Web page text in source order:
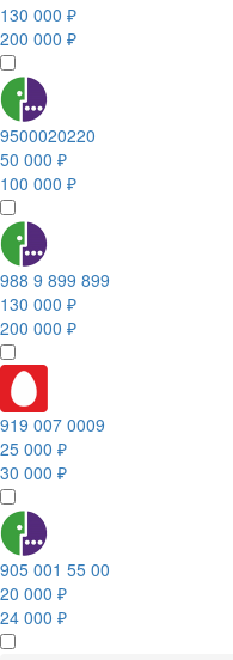
130 000 ₽
200 000 ₽
9500020220
50 000 ₽
100 000 ₽
988 9 899 899
130 000 ₽
200 000 ₽
919 007 0009
25 000 ₽
30 000 ₽
905 001 55 00
20 000 ₽
24 000 ₽